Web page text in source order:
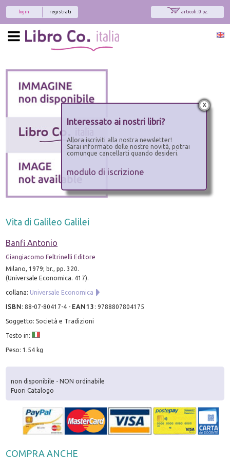
articoli: 0 pz.
registrati
login
Vita di Galileo Galilei
Banfi Antonio
Giangiacomo Feltrinelli Editore
Milano, 1979; br., pp. 320.
(Universale Economica. 417).
collana: Universale Economica
ISBN:88-07-80417-4 - EAN13 :9788807804175
Soggetto: Società e Tradizioni
Testo in:
Peso: 1.54 kg
non disponibile - NON ordinabile
Fuori Catalogo
COMPRA ANCHE
x
Interessato ai nostri libri?
Allora iscriviti alla nostra newsletter!
Sarai informato delle nostre novità, potrai
comunque cancellarti quando desideri.
modulo di iscrizione